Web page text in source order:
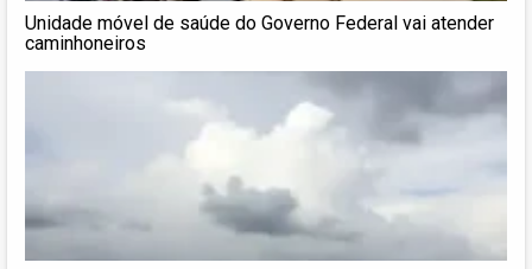
Unidade móvel de saúde do Governo Federal vai atender
caminhoneiros